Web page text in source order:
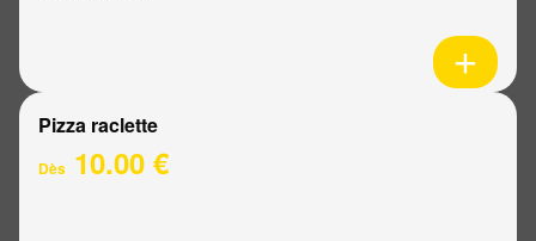
Pizza raclette
Dès 10.00 €